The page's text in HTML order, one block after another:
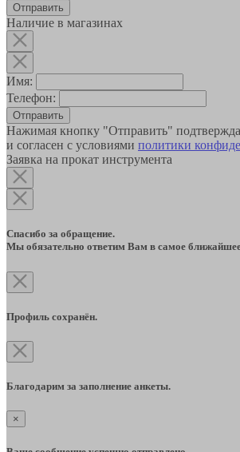
Наличие в магазинах
Имя:
Телефон:
Отправить
Нажимая кнопку "Отправить"
и согласен с условиями политики
Заявка на прокат инструмента
Спасибо за обращение.
Мы обязательно ответим Вам в самое
Профиль сохранён.
Благодарим за заполнение анкеты.
×